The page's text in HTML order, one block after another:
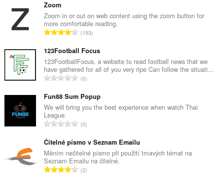
수
:
Zoom
Zoom in or out on web content using the zoom button for
more comfortable reading.
총
급
수
:
193
123Football Focus
123FootballFocus, a website to read football news that we
have gathered for all of you very ripe Can follow the situati...
총
급
수
0
Fun88 Sum Popup
We will bring you the best experience when watch Thai
League.
총
급
수
:
0
Čitelné písmo v Seznam Emailu
Měním nečitelné písmo při použití tmavých témat na
Seznam Emailu na čitelné.
총
2